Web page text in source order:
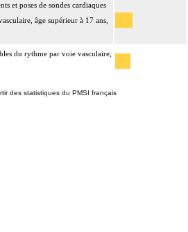
et poses de sondes cardiaques
âge supérieur à 17 ans,
du rythme par voie vasculaire,
des statistiques du PMSI français